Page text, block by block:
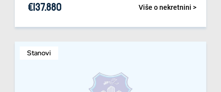
Više o nekretnini >
€137.880
Stanovi